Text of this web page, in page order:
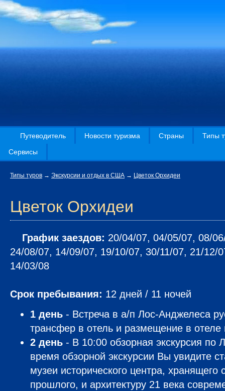
Путеводитель Новости туризма Страны
Типы
Сервисы
Типы туров → Экскурсии и отдых в США → Цветок Орхидеи
Цветок Орхидеи
График заездов: 20/04/07, 04/05/07, 08/
24/08/07, 14/09/07, 19/10/07, 30/11/07, 21/12/
14/03/08
Срок пребывания: 12 дней / 11 ночей
1 день - Встреча в а/п Лос-Анджелеса
трансфер в отель и размещение в отеле
2 день - В 10:00 обзорная экскурсия по
время обзорной экскурсии Вы увидите
музеи исторического центра, хранящего
прошлого, и архитектуру 21 века